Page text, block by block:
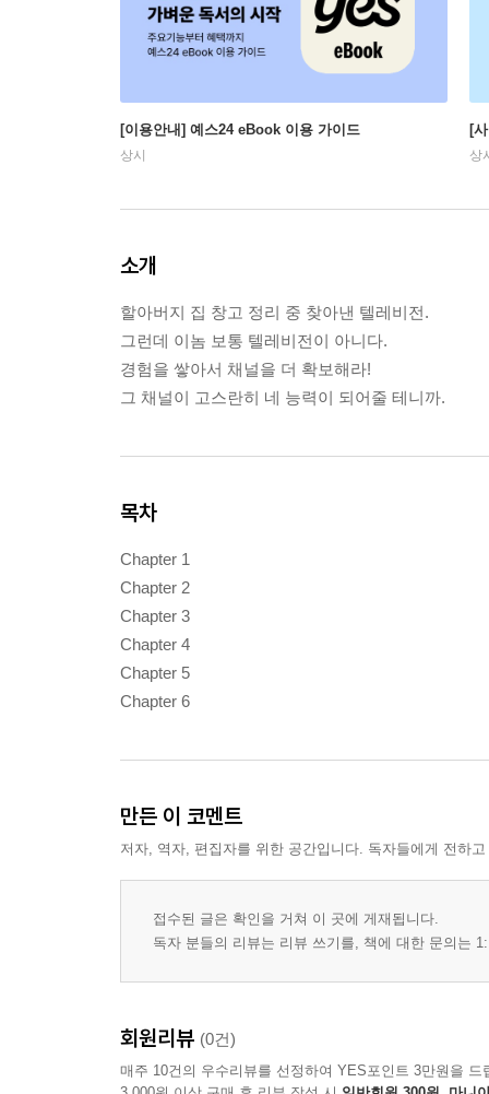
[이용안내] 예스24 eBook 이용 가이드
상시
[
상
소개
할아버지 집 창고 정리 중 찾아낸 텔레비전.
그런데 이놈 보통 텔레비전이 아니다.
경험을 쌓아서 채널을 더 확보해라!
그 채널이 고스란히 네 능력이 되어줄 테니까.
목차
Chapter 1
Chapter 2
Chapter 3
Chapter 4
Chapter 5
Chapter 6
만든 이 코멘트
저자, 역자, 편집자를 위한 공간입니다. 독자들에게 전하
접수된 글은 확인을 거쳐 이 곳에 게재됩니다.
독자 분들의 리뷰는 리뷰 쓰기를, 책에 대한 문의는
회원리뷰 (0건)
매주 10건의 우수리뷰를 선정하여 YES포인트 3만원을 드